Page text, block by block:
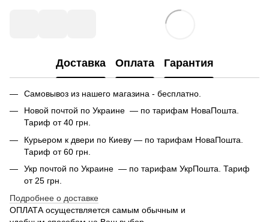
Доставка Оплата Гарантия
Самовывоз из нашего магазина - бесплатно.
Новой почтой по Украине — по тарифам НоваПошта.
Тариф от 40 грн.
Курьером к двери по Киеву — по тарифам НоваПошта.
Тариф от 60 грн.
Укр почтой по Украине — по тарифам УкрПошта. Тариф
от 25 грн.
Подробнее о доставке
ОПЛАТА осуществляется самым обычным и